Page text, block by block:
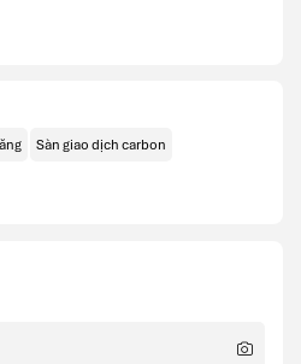
Sàn giao dịch carbon